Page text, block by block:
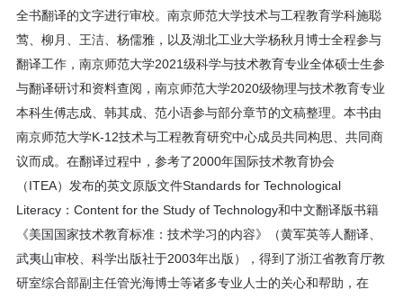
全书翻译的文字进行审校。南京师范大学技术与工程教育学科施聪
莺、柳月、王洁、杨儒雅，以及湖北工业大学杨秋月博士全程参与
翻译工作，南京师范大学2021级科学与技术教育专业全体硕士生参
与翻译研讨和资料查阅，南京师范大学2020级物理与技术教育专业
本科生傅志成、韩其成、范小语参与部分章节的文稿整理。本书由
南京师范大学K-12技术与工程教育研究中心成员共同构思、共同商
议而成。在翻译过程中，参考了2000年国际技术教育协会
（ITEA）发布的英文原版文件Standards for Technological
Literacy：Content for the Study of Technology和中文翻译版书籍
《美国国家技术教育标准：技术学习的内容》（黄军英等人翻译、
武夷山审校、科学出版社于2003年出版），得到了浙江省教育厅教
研室综合部副主任管光海博士等诸多专业人士的关心和帮助，在